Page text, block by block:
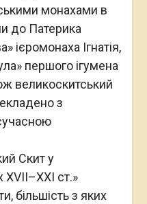
монахами в
до Патерика
ієромонаха Ігнатія,
першого ігумена
великоскитський
з
Скит у
XVII–XXI ст.»
більшість з яких